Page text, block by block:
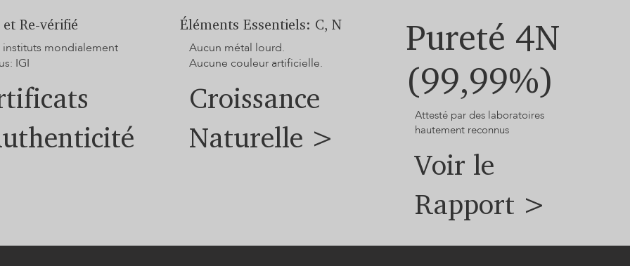
Re-vérifié
instituts mondialement
IGI
Éléments Essentiels: C, N
Aucun métal lourd.
Aucune couleur artificielle.
Croissance
Naturelle >
Pureté 4N
(99,99%)
Attesté par des laboratoires
hautement reconnus
Voir le
Rapport >